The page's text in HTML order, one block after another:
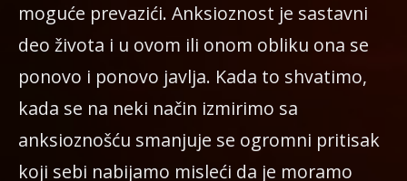
moguće prevazići. Anksioznost je sastavni
deo života i u ovom ili onom obliku ona se
ponovo i ponovo javlja. Kada to shvatimo,
kada se na neki način izmirimo sa
anksioznošću smanjuje se ogromni pritisak
koji sebi nabijamo misleći da je moramo